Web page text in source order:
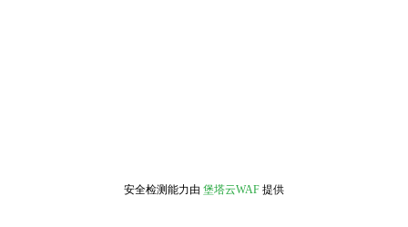
安全检测能力由 堡塔云WAF 提供